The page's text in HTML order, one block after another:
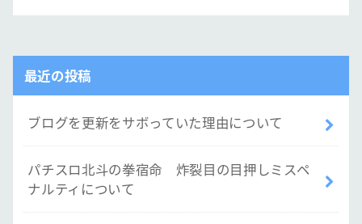
最近の投稿
ブログを更新をサボっていた理由について
パチスロ北斗の拳宿命 炸裂目の目押しミスペ
ナルティについて